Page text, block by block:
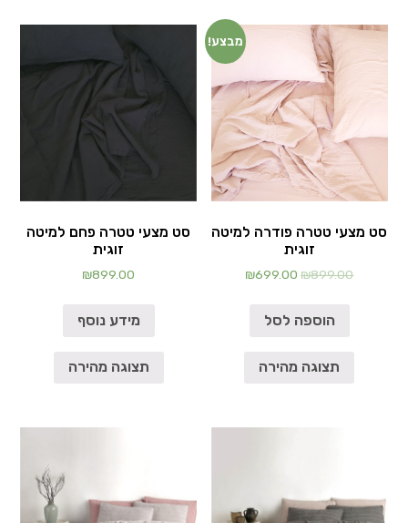
מבצע!
סט מצעי טטרה פודרה למיטה
זוגית
₪899.00
₪699.00
הוספה לסל
תצוגה מהירה
סט מצעי טטרה פחם למיטה
זוגית
₪899.00
מידע נוסף
תצוגה מהירה